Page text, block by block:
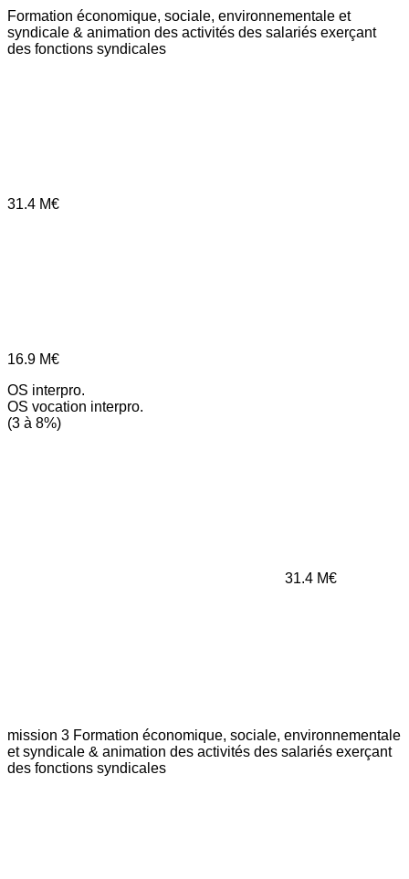
Formation économique, sociale, environnementale et
syndicale & animation des activités des salariés exerçant
des fonctions syndicales
31.4 M€
16.9 M€
OS interpro.
OS vocation interpro.
(3 à 8%)
31.4 M€
mission 3 Formation économique, sociale, environnementale
et syndicale & animation des activités des salariés exerçant
des fonctions syndicales